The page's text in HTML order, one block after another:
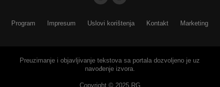
Program Impresum Uslovi korištenja Kontakt Marketing
Preuzimanje i objavljivanje tekstova sa portala dozvoljeno je uz
navođenje izvora.
Copyright © 2025 RG